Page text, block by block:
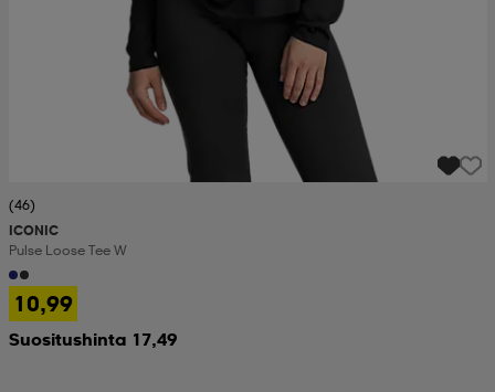
(46)
ICONIC
Pulse Loose Tee W
10,99
Suositushinta 17,49